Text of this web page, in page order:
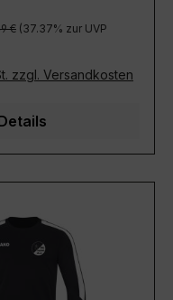
Preis:
€ (37.37% zur UVP
zzgl. Versandkosten